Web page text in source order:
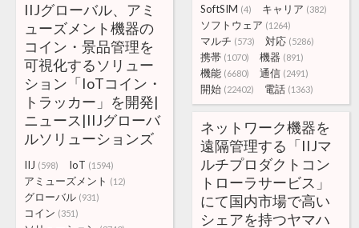
SoftSIM (4) キャリア (382)
ソフトウェア (1264)
マルチ (573) 対応 (5286)
携帯 (1070) 機器 (891)
機能 (6680) 通信 (2491)
開始 (22402) 電話 (1363)
IIJグローバル、アミ
ューズメント機器の
コイン・景品管理を
可視化するソリュー
ション「IoTコイン・
トラッカー」を開発|
ニュース|IIJグローバ
ルソリューションズ
IIJ (598) IoT (1594)
アミューズメント (12)
グローバル (931)
コイン (351)
ネットワーク機器を
遠隔管理する「IIJマ
ルチプロダクトコン
トローラサービス」
にて国内市場で高い
シェアを持つヤマハ